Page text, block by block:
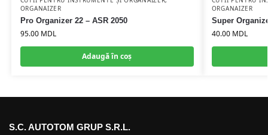
ORGANAIZER
Pro Organizer 22 – ASR 2050
95.00 MDL
Adaugă în coș
ORGANAIZER
Super
40.00 MDL
S.C. AUTOTOM GRUP S.R.L.